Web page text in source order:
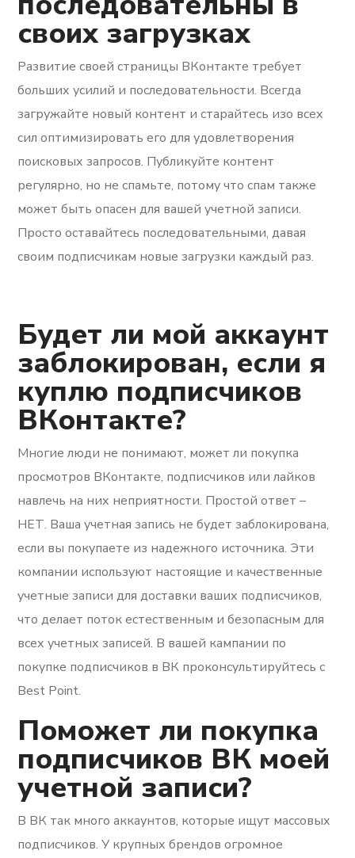
своих загрузках
Развитие своей страницы ВКонтакте требует
больших усилий и последовательности. Всегда
загружайте новый контент и старайтесь изо всех
сил оптимизировать его для удовлетворения
поисковых запросов. Публикуйте контент
регулярно, но не спамьте, потому что спам также
может быть опасен для вашей учетной записи.
Просто оставайтесь последовательными, давая
своим подписчикам новые загрузки каждый раз.
Будет ли мой аккаунт
заблокирован, если я
куплю подписчиков
ВКонтакте?
Многие люди не понимают, может ли покупка
просмотров ВКонтакте, подписчиков или лайков
навлечь на них неприятности. Простой ответ –
НЕТ. Ваша учетная запись не будет заблокирована,
если вы покупаете из надежного источника. Эти
компании используют настоящие и качественные
учетные записи для доставки ваших подписчиков,
что делает поток естественным и безопасным для
всех учетных записей. В вашей кампании по
покупке подписчиков в ВК проконсультируйтесь с
Best Point.
Поможет ли покупка
подписчиков ВК моей
учетной записи?
В ВК так много аккаунтов, которые ищут массовых
подписчиков. У крупных брендов огромное